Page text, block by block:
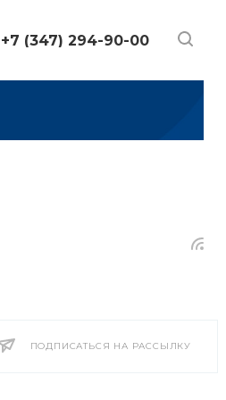
+7 (347) 294-90-00
ПОДПИСАТЬСЯ НА РАССЫЛКУ
2013 2012 2011